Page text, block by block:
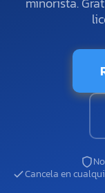
Cancela en